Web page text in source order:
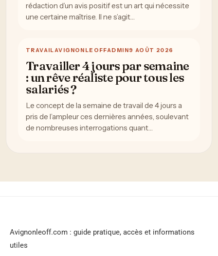
rédaction d’un avis positif est un art qui nécessite
une certaine maîtrise. Il ne s’agit…
TRAVAIL AVIGNONLEOFFADMIN9 AOÛT 2026
Travailler 4 jours par semaine
: un rêve réaliste pour tous les
salariés ?
Le concept de la semaine de travail de 4 jours a
pris de l’ampleur ces dernières années, soulevant
de nombreuses interrogations quant…
Avignonleoff.com : guide pratique, accès et informations
utiles